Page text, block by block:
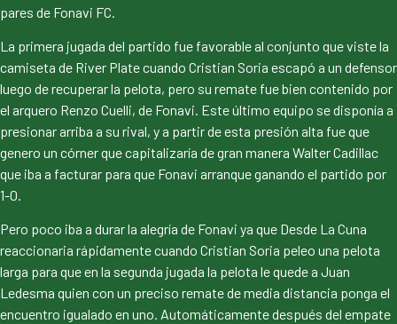
pares de Fonavi FC.
La primera jugada del partido fue favorable al conjunto que viste la
camiseta de River Plate cuando Cristian Soria escapó a un defensor
luego de recuperar la pelota, pero su remate fue bien contenido por
el arquero Renzo Cuelli, de Fonavi. Este último equipo se disponía a
presionar arriba a su rival, y a partir de esta presión alta fue que
genero un córner que capitalizaría de gran manera Walter Cadillac
que iba a facturar para que Fonavi arranque ganando el partido por
1-0.
Pero poco iba a durar la alegría de Fonavi ya que Desde La Cuna
reaccionaria rápidamente cuando Cristian Soria peleo una pelota
larga para que en la segunda jugada la pelota le quede a Juan
Ledesma quien con un preciso remate de media distancia ponga el
encuentro igualado en uno. Automáticamente después del empate